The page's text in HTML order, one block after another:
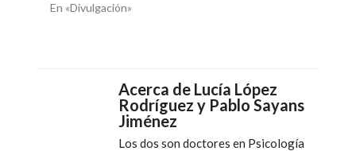
En «Divulgación»
Acerca de Lucía López
Rodríguez y Pablo Sayans
Jiménez
Los dos son doctores en Psicología